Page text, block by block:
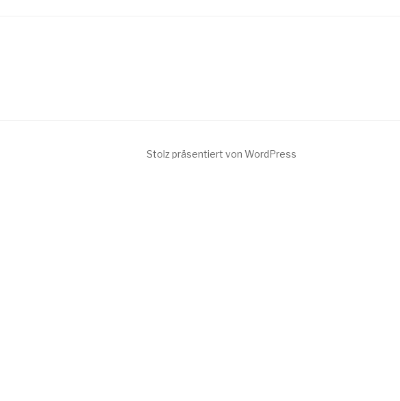
Stolz präsentiert von WordPress